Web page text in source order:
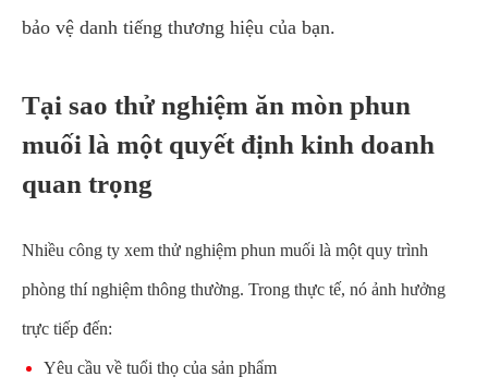
bảo vệ danh tiếng thương hiệu của bạn.
Tại sao thử nghiệm ăn mòn phun
muối là một quyết định kinh doanh
quan trọng
Nhiều công ty xem thử nghiệm phun muối là một quy trình
phòng thí nghiệm thông thường. Trong thực tế, nó ảnh hưởng
trực tiếp đến:
Yêu cầu về tuổi thọ của sản phẩm